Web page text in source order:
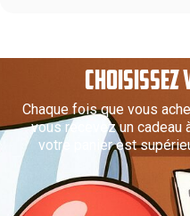
CHOISISSEZ
Chaque fois que vous
vous recevez un cadeau
votre panier est